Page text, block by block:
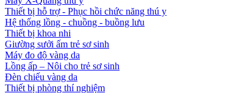
Thiết bị hỗ trợ - Phục hồi chức năng thú y
Hệ thống lồng - chuồng - buồng lưu
Thiết bị khoa nhi
Giường sưởi ấm trẻ sơ sinh
Máy đo độ vàng da
Lồng ấp – Nôi cho trẻ sơ sinh
Đèn chiếu vàng da
Thiết bị phòng thí nghiệm